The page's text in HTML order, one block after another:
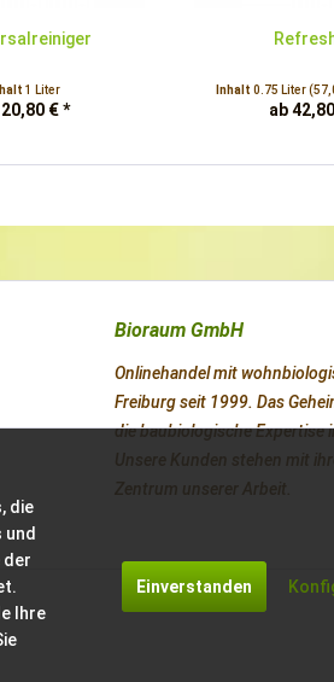
1 Liter
€ *
Inhalt0.75 Liter
ab
Bioraum GmbH
Onlinehandel mit
Freiburg seit 1999. Das
die baubiologische Expertise
Unsere Kunden stehen mit
Zentrum unserer Arbeit.
die
der
Ihre
Einverstanden